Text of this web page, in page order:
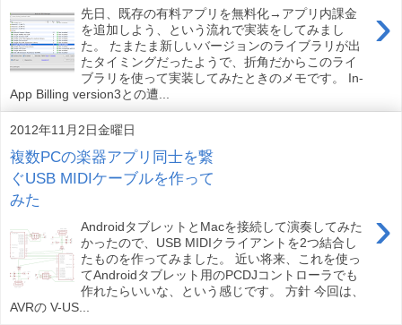
›
先日、既存の有料アプリを無料化→アプリ内課金
を追加しよう、という流れで実装をしてみまし
た。 たまたま新しいバージョンのライブラリが出
たタイミングだったようで、折角だからこのライ
ブラリを使って実装してみたときのメモです。 In-
App Billing version3との遭...
2012年11月2日金曜日
複数PCの楽器アプリ同士を繋
ぐUSB MIDIケーブルを作って
みた
›
AndroidタブレットとMacを接続して演奏してみた
かったので、USB MIDIクライアントを2つ結合し
たものを作ってみました。 近い将来、これを使っ
てAndroidタブレット用のPCDJコントローラでも
作れたらいいな、という感じです。 方針 今回は、
AVRの V-US...